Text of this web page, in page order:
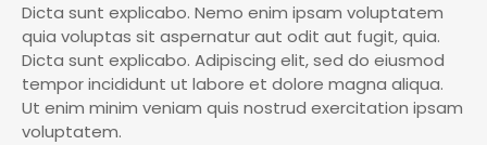
Dicta sunt explicabo. Nemo enim ipsam voluptatem
quia voluptas sit aspernatur aut odit aut fugit, quia.
Dicta sunt explicabo. Adipiscing elit, sed do eiusmod
tempor incididunt ut labore et dolore magna aliqua.
Ut enim minim veniam quis nostrud exercitation ipsam
voluptatem.